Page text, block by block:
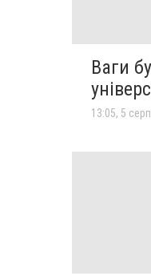
Ваги
13:05, 5